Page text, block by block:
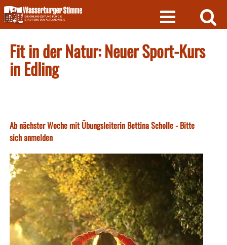
Skip
to
content
Fit in der Natur: Neuer Sport-Kurs
in Edling
Ab nächster Woche mit Übungsleiterin Bettina Scholle - Bitte
sich anmelden